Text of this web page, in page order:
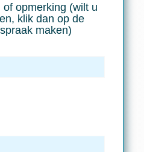
opmerking (wilt u
klik dan op de
maken)